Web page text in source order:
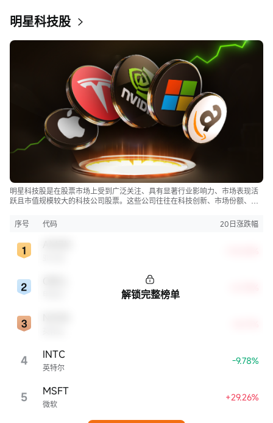
明星科技股
明星科技股是在股票市场上受到广泛关注、具有显著行业影响力、市场表现活
跃且市值规模较大的科技公司股票。这些公司往往在科技创新、市场份额、品
市，特别是科技行业板块乃至全球经济具有显著影响。
序号 代码 20日涨跌幅
4 英特尔
INTC -9.78%
5 微软
MSFT +29.26%
解锁完整榜单